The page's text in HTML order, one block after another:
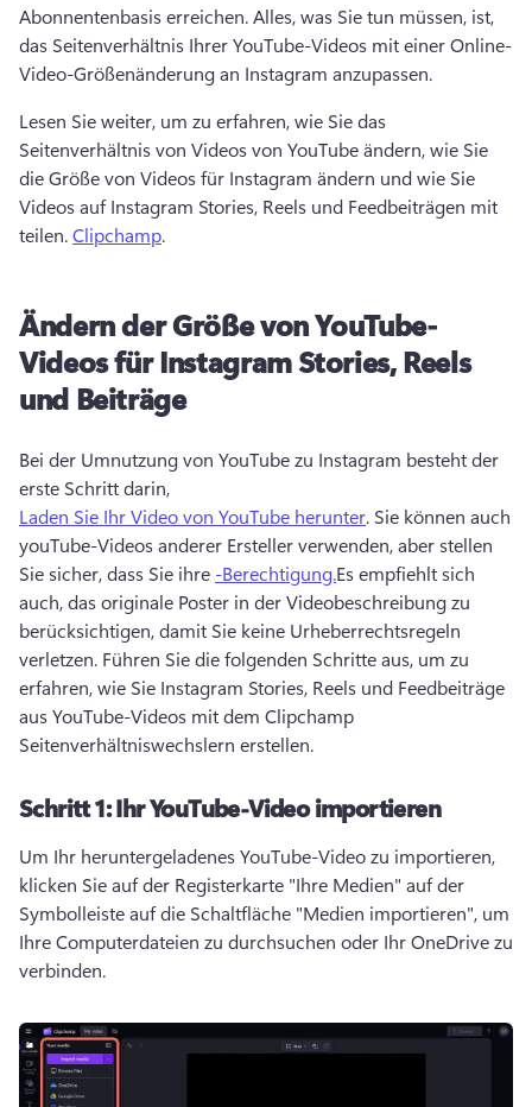
Abonnentenbasis erreichen. Alles, was Sie tun müssen, ist,
das Seitenverhältnis Ihrer YouTube-Videos mit einer Online-
Video-Größenänderung an Instagram anzupassen.
Lesen Sie weiter, um zu erfahren, wie Sie das
Seitenverhältnis von Videos von YouTube ändern, wie Sie
die Größe von Videos für Instagram ändern und wie Sie
Videos auf Instagram Stories, Reels und Feedbeiträgen mit
teilen. Clipchamp.
Ändern der Größe von YouTube-
Videos für Instagram Stories, Reels
und Beiträge
Bei der Umnutzung von YouTube zu Instagram besteht der
erste Schritt darin,
Laden Sie Ihr Video von YouTube herunter. Sie können auch
youTube-Videos anderer Ersteller verwenden, aber stellen
Sie sicher, dass Sie ihre -Berechtigung.Es empfiehlt sich
auch, das originale Poster in der Videobeschreibung zu
berücksichtigen, damit Sie keine Urheberrechtsregeln
verletzen. Führen Sie die folgenden Schritte aus, um zu
erfahren, wie Sie Instagram Stories, Reels und Feedbeiträge
aus YouTube-Videos mit dem Clipchamp
Seitenverhältniswechslern erstellen.
Schritt 1:Ihr YouTube-Video importieren
Um Ihr heruntergeladenes YouTube-Video zu importieren,
klicken Sie auf der Registerkarte "Ihre Medien" auf der
Symbolleiste auf die Schaltfläche "Medien importieren", um
Ihre Computerdateien zu durchsuchen oder Ihr OneDrive zu
verbinden.